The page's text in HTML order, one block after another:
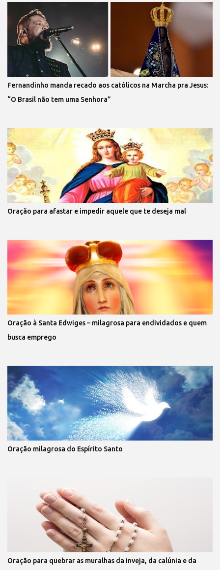
Fernandinho manda recado aos católicos na Marcha pra Jesus:
“O Brasil não tem uma Senhora”
Oração para afastar e impedir aquele que te deseja mal
Oração à Santa Edwiges – milagrosa para endividados e quem
busca emprego
Oração milagrosa do Espírito Santo
Oração para quebrar as muralhas da inveja, da calúnia e da